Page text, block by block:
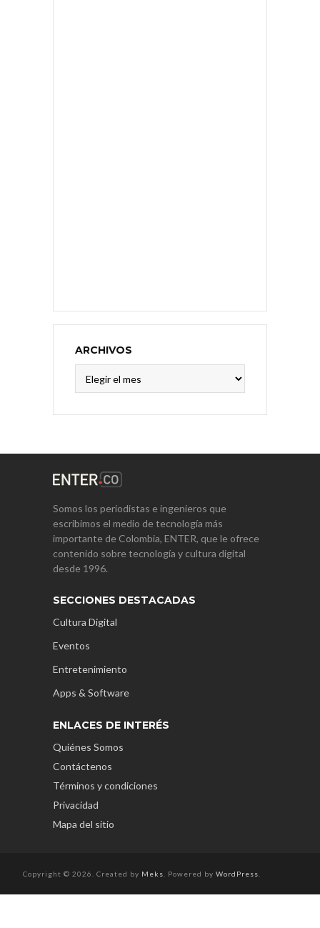
ARCHIVOS
Somos los periodistas e ingenieros que
escribimos el medio de tecnología más
importante de Colombia, ENTER, que le ofrece
contenido sobre tecnología y cultura digital
desde 1996.
SECCIONES DESTACADAS
Cultura Digital
Eventos
Entretenimiento
Apps & Software
ENLACES DE INTERÉS
Quiénes Somos
Contáctenos
Términos y condiciones
Privacidad
Mapa del sitio
Copyright © 2026. Created by Meks . Powered by WordPress